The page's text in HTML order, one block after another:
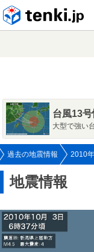
台風13号
大型で強い
過去の地震情報 2010
地震情報